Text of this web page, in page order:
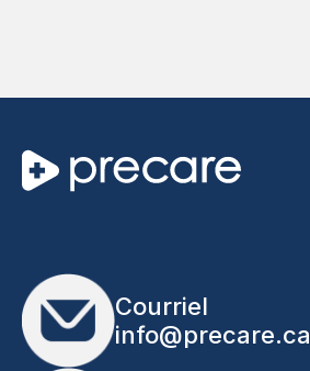
Courriel
info@precare.ca